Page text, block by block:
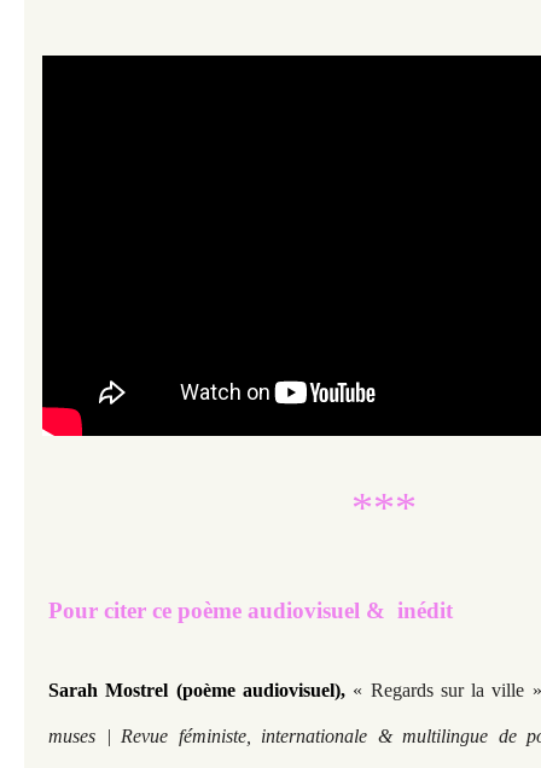
***
Pour citer ce poème audiovisuel & inédit
Sarah Mostrel (poème audiovisuel), « Regards sur la ville
muses | Revue féministe, internationale & multilingue de